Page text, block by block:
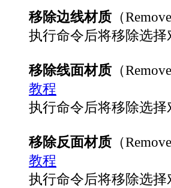
移除边线材质 （
执行命令后将移除选
移除线面材质 （
教程
执行命令后将移除选
移除反面材质 （
教程
执行命令后将移除选